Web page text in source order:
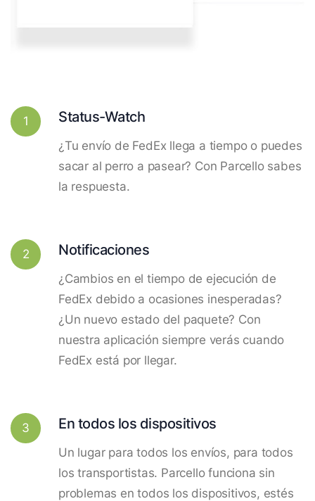
1 Status-Watch
¿Tu envío de FedEx llega a tiempo o puedes
sacar al perro a pasear? Con Parcello sabes
la respuesta.
2 Notificaciones
¿Cambios en el tiempo de ejecución de
FedEx debido a ocasiones inesperadas?
¿Un nuevo estado del paquete? Con
nuestra aplicación siempre verás cuando
FedEx está por llegar.
3 En todos los dispositivos
Un lugar para todos los envíos, para todos
los transportistas. Parcello funciona sin
problemas en todos los dispositivos, estés